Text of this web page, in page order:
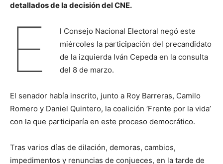
detallados de la decisión del CNE.
E
l Consejo Nacional Electoral negó este
miércoles la participación del precandidato
de la izquierda Iván Cepeda en la consulta
del 8 de marzo.
El senador había inscrito, junto a Roy Barreras, Camilo
Romero y Daniel Quintero, la coalición ‘Frente por la vida’
con la que participaría en este proceso democrático.
Tras varios días de dilación, demoras, cambios,
impedimentos y renuncias de conjueces, en la tarde de